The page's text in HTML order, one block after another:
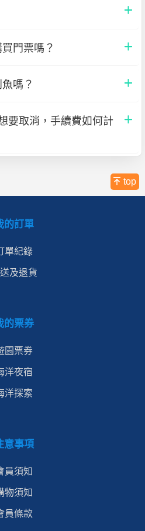
門票嗎？
嗎？
要取消，手續費如何計
top
的訂單
單紀錄
及退貨
的票券
園票券
洋夜宿
洋探索
意事項
員須知
物須知
員條款